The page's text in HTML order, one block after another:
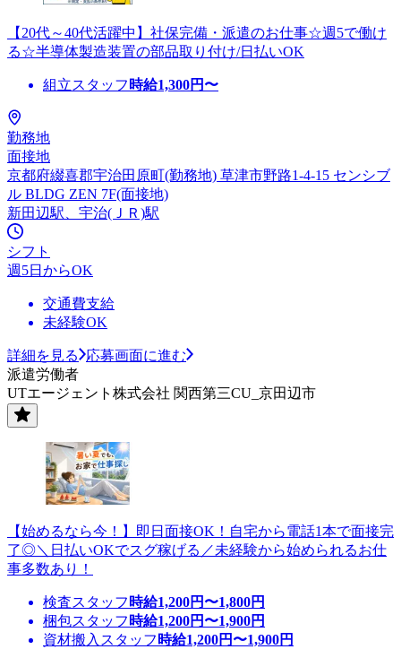
【20代～40代活躍中】社保完備・派遣のお仕事☆週5で働け
る☆半導体製造装置の部品取り付け/日払いOK
組立スタッフ 時給1,300円〜
勤務地
面接地
京都府綴喜郡宇治田原町(勤務地) 草津市野路1-4-15 センシブ
ル BLDG ZEN 7F(面接地)
新田辺駅、宇治(ＪＲ)駅
シフト
週5日からOK
交通費支給
未経験OK
詳細を見る
応募画面に進む
派遣労働者
UTエージェント株式会社 関西第三CU_京田辺市
【始めるなら今！】即日面接OK！自宅から電話1本で面接完
了◎＼日払いOKでスグ稼げる／未経験から始められるお仕
事多数あり！
検査スタッフ 時給1,200円〜1,800円
梱包スタッフ 時給1,200円〜1,900円
資材搬入スタッフ 時給1,200円〜1,900円